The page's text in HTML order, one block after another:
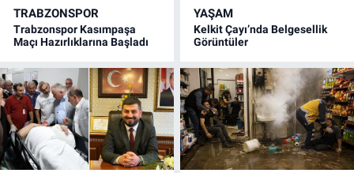
TRABZONSPOR
Trabzonspor Kasımpaşa
Maçı Hazırlıklarına Başladı
YAŞAM
Kelkit Çayı’nda Belgesellik
Görüntüler